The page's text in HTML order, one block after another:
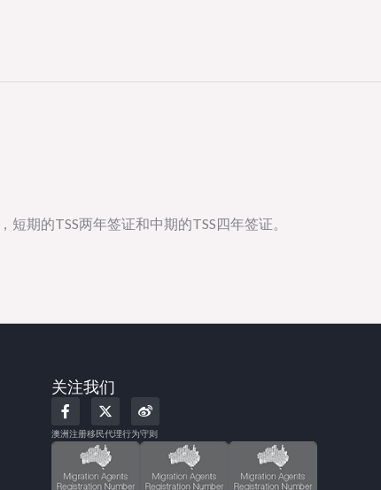
期的TSS两年签证和中期的TSS四年签证。
关注我们
F
a
c
e
o
X
-
t
w
i
t
W
e
i
b
澳洲注册移民代理行为守则